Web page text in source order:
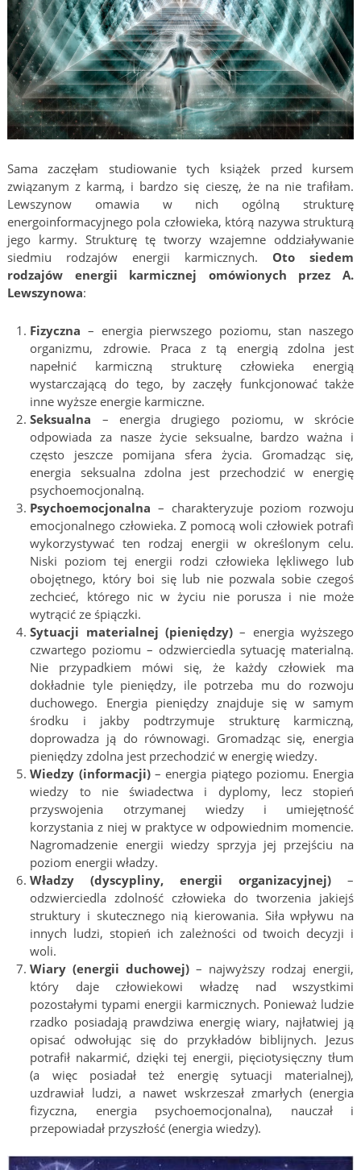
Sama zaczęłam studiowanie tych książek przed kursem
związanym z karmą, i bardzo się cieszę, że na nie trafiłam.
Lewszynow omawia w nich ogólną strukturę
energoinformacyjnego pola człowieka, którą nazywa strukturą
jego karmy. Strukturę tę tworzy wzajemne oddziaływanie
siedmiu rodzajów energii karmicznych. Oto siedem
rodzajów energii karmicznej omówionych przez A.
Lewszynowa:
Fizyczna – energia pierwszego poziomu, stan naszego
organizmu, zdrowie. Praca z tą energią zdolna jest
napełnić karmiczną strukturę człowieka energią
wystarczającą do tego, by zaczęły funkcjonować także
inne wyższe energie karmiczne.
Seksualna – energia drugiego poziomu, w skrócie
odpowiada za nasze życie seksualne, bardzo ważna i
często jeszcze pomijana sfera życia. Gromadząc się,
energia seksualna zdolna jest przechodzić w energię
psychoemocjonalną.
Psychoemocjonalna – charakteryzuje poziom rozwoju
emocjonalnego człowieka. Z pomocą woli człowiek potrafi
wykorzystywać ten rodzaj energii w określonym celu.
Niski poziom tej energii rodzi człowieka lękliwego lub
obojętnego, który boi się lub nie pozwala sobie czegoś
zechcieć, którego nic w życiu nie porusza i nie może
wytrącić ze śpiączki.
Sytuacji materialnej (pieniędzy) – energia wyższego
czwartego poziomu – odzwierciedla sytuację materialną.
Nie przypadkiem mówi się, że każdy człowiek ma
dokładnie tyle pieniędzy, ile potrzeba mu do rozwoju
duchowego. Energia pieniędzy znajduje się w samym
środku i jakby podtrzymuje strukturę karmiczną,
doprowadza ją do równowagi. Gromadząc się, energia
pieniędzy zdolna jest przechodzić w energię wiedzy.
Wiedzy (informacji)– energia piątego poziomu. Energia
wiedzy to nie świadectwa i dyplomy, lecz stopień
przyswojenia otrzymanej wiedzy i umiejętność
korzystania z niej w praktyce w odpowiednim momencie.
Nagromadzenie energii wiedzy sprzyja jej przejściu na
poziom energii władzy.
Władzy (dyscypliny, energii organizacyjnej) –
odzwierciedla zdolność człowieka do tworzenia jakiejś
struktury i skutecznego nią kierowania. Siła wpływu na
innych ludzi, stopień ich zależności od twoich decyzji i
woli.
Wiary (energii duchowej) – najwyższy rodzaj energii,
który daje człowiekowi władzę nad wszystkimi
pozostałymi typami energii karmicznych. Ponieważ ludzie
rzadko posiadają prawdziwa energię wiary, najłatwiej ją
opisać odwołując się do przykładów biblijnych. Jezus
potrafił nakarmić, dzięki tej energii, pięciotysięczny tłum
(a więc posiadał też energię sytuacji materialnej),
uzdrawiał ludzi, a nawet wskrzeszał zmarłych (energia
fizyczna, energia psychoemocjonalna), nauczał i
przepowiadał przyszłość (energia wiedzy).